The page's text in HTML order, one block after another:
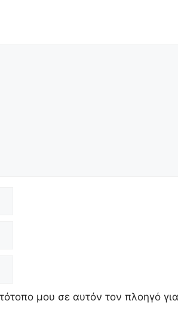
μου σε αυτόν τον πλοηγό